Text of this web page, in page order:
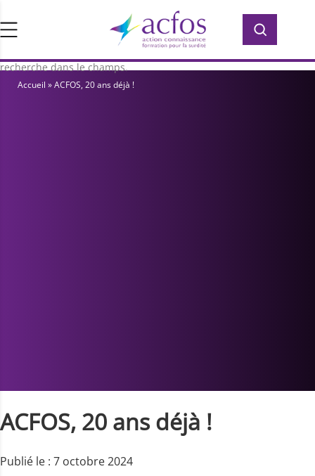
Rechercher :
d’ACFOS, qui contient plus de 400 PDF en
accès libre pour vous former ou vous
informer sur la surdité. Saisissez votre
recherche dans le champs.
Rechercher :
Accueil »ACFOS, 20 ans déjà !
ACFOS, 20 ans déjà !
Publié le : 7 octobre 2024